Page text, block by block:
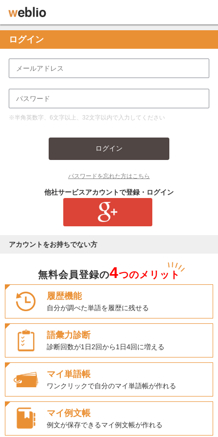
ログイン
※半角英数字、6文字以上、32文字以内で入力してください
ログイン
パスワードを忘れた方はこちら
他社サービスアカウントで登録・ログイン
アカウントをお持ちでない方
無料会員登録の4つのメリット
履歴機能
自分が調べた単語を履歴に残せる
語彙力診断
診断回数が1日2回から1日4回に増える
マイ単語帳
ワンクリックで自分のマイ単語帳が作れる
マイ例文帳
例文が保存できるマイ例文帳が作れる